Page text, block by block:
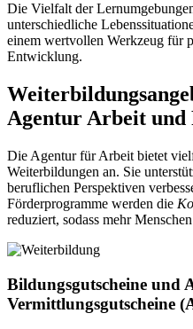
Die Vielfalt der
unterschiedliche
einem wertvollen Werkzeug für
Entwicklung.
Agentur Arbeit
Die Agentur für Arbeit bietet
Weiterbildungen an. Sie
beruflichen Perspektiven
Förderprogramme werden die
reduziert, sodass mehr
Bildungsgutscheine und
Vermittlungsgutscheine